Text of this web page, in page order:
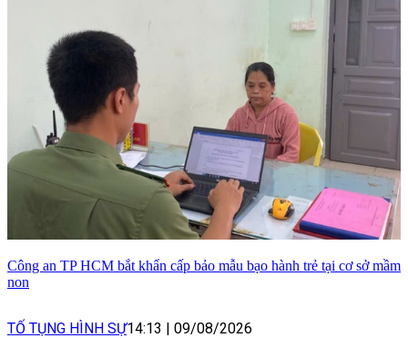
Công an TP HCM bắt khẩn cấp bảo mẫu bạo hành trẻ tại cơ sở mầm
non
TỐ TỤNG HÌNH SỰ14:13 | 09/08/2026